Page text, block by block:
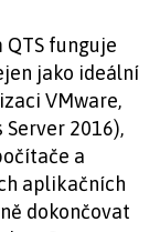
QTS funguje
jako ideální
VMware,
2016),
a
aplikačních
dokončovat